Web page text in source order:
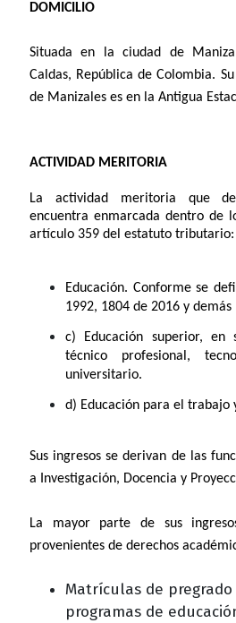
DOMICILIO
Situada en la ciudad de
Caldas, República de Colombia.
de Manizales es en la Antigua
ACTIVIDAD MERITORIA
La actividad meritoria que
encuentra enmarcada dentro de
artículo 359 del estatuto tributario:
Educación. Conforme se
1992, 1804 de 2016 y
c) Educación superior, en
técnico profesional,
universitario.
d) Educación para el trabajo
Sus ingresos se derivan de las
a Investigación, Docencia y
La mayor parte de sus
provenientes de derechos
Matrículas de pregrado
programas de